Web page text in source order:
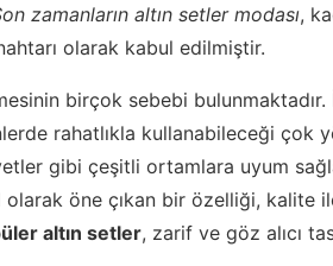
zamanların altın setler modası,
olarak kabul edilmiştir.
birçok sebebi
rahatlıkla kullanabileceği çok
gibi çeşitli ortamlara uyum
olarak öne çıkan bir özelliği,
altın setler, zarif ve göz alıcı